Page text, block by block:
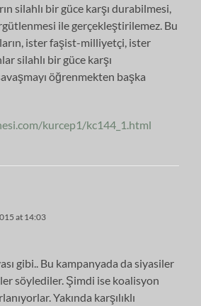
silahlı bir güce karşı durabilmesi,
ile gerçekleştirilemez. Bu
ister faşist-milliyetçi, ister
silahlı bir güce karşı
öğrenmekten başka
kurcep1/kc144_1.html
at 14:03
gibi.. Bu kampanyada da siyasiler
söylediler. Şimdi ise koalisyon
Yakında karşılıklı